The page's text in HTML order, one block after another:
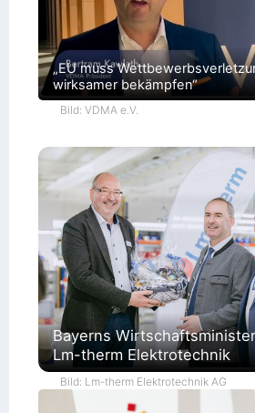
„EU muss
wirksamer bekämpfen“
Bild: VDMA e.V.
Bayerns
Lm-therm Elektrotechnik
Bild: Lm-therm Elektrotechnik AG